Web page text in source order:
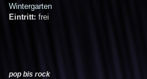
Wintergarten
Eintritt: frei
pop bis rock